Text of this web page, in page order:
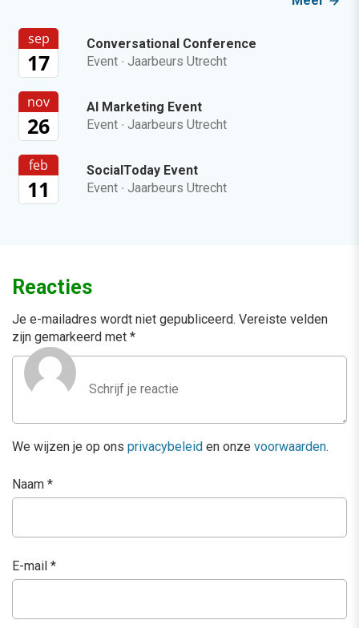
sep
17
Conversational Conference
Event · Jaarbeurs Utrecht
nov
26
AI Marketing Event
Event · Jaarbeurs Utrecht
feb
11
SocialToday Event
Event · Jaarbeurs Utrecht
Reacties
Je e-mailadres wordt niet gepubliceerd. Vereiste velden
zijn gemarkeerd met *
We wijzen je op ons privacybeleid en onze voorwaarden.
Naam *
E-mail *